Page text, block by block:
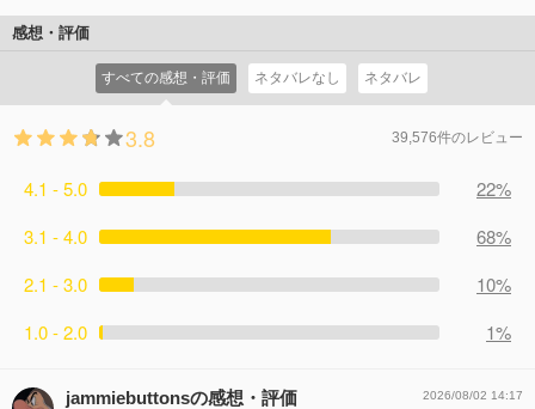
感想・評価
すべての感想・評価 ネタバレなし ネタバレ
3.8 39,576件のレビュー
4.1 - 5.0
22%
3.1 - 4.0
68%
2.1 - 3.0
10%
1.0 - 2.0
1%
jammiebuttonsの感想・評価 2026/08/02 14:17